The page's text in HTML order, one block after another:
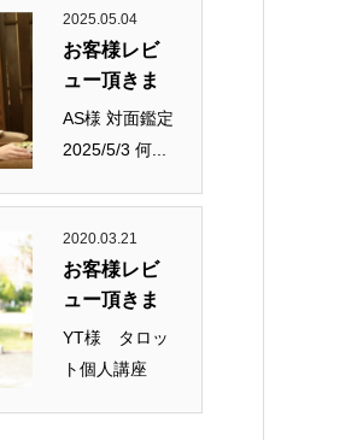
2025.05.04
お客様レビ
ュー頂きま
し...
AS様 対面鑑定
2025/5/3 何...
2020.03.21
お客様レビ
ュー頂きま
し...
YT様 タロッ
ト個人講座